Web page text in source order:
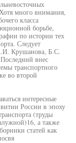
много внимания,
класса
борьбе,
по истории тех
Следует
Крушанова, Б.С.
внес
транспортного
во второй
интересные
России в эпоху
(труды
а также
статей как